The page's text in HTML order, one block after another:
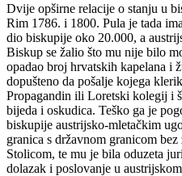
Dvije opširne relacije o stanju u
Rim 1786. i 1800. Pula je tada
dio biskupije oko 20.000, a
Biskup se žalio što mu nije bilo
opadao broj hrvatskih kapelana i
dopušteno da pošalje kojega
Propagandin ili Loretski kolegij i
bijeda i oskudica. Teško ga je
biskupije austrijsko-mletačkim
granica s državnom granicom
Stolicom, te mu je bila oduzeta
dolazak i poslovanje u